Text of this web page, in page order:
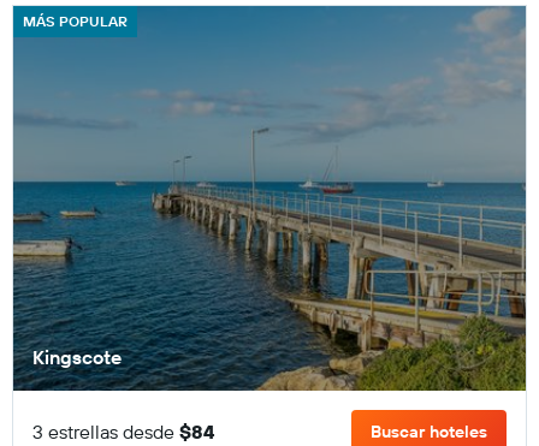
MÁS POPULAR
Kingscote
3 estrellas desde $84 Buscar hoteles